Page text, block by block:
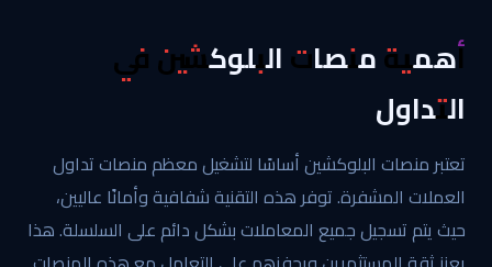
أهمية منصات البلوكشين في
التداول
تعتبر منصات البلوكشين أساسًا لتشغيل معظم منصات تداول
العملات المشفرة. توفر هذه التقنية شفافية وأمانًا عاليين،
حيث يتم تسجيل جميع المعاملات بشكل دائم على السلسلة. هذا